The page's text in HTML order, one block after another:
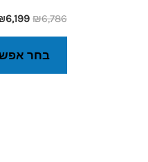
₪6,786
6,199
בחר